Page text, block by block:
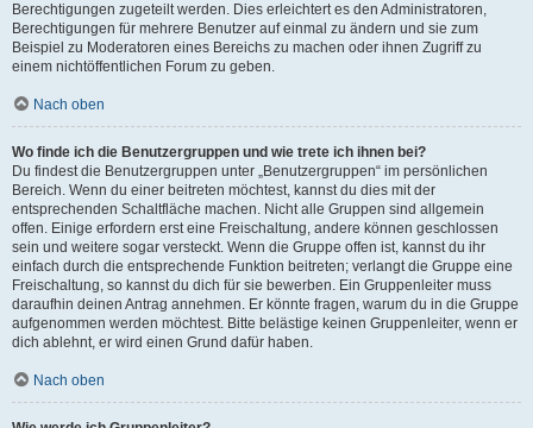
Berechtigungen zugeteilt werden. Dies erleichtert es den Administratoren,
Berechtigungen für mehrere Benutzer auf einmal zu ändern und sie zum
Beispiel zu Moderatoren eines Bereichs zu machen oder ihnen Zugriff zu
einem nichtöffentlichen Forum zu geben.
Nach oben
Wo finde ich die Benutzergruppen und wie trete ich ihnen bei?
Du findest die Benutzergruppen unter „Benutzergruppen“ im persönlichen
Bereich. Wenn du einer beitreten möchtest, kannst du dies mit der
entsprechenden Schaltfläche machen. Nicht alle Gruppen sind allgemein
offen. Einige erfordern erst eine Freischaltung, andere können geschlossen
sein und weitere sogar versteckt. Wenn die Gruppe offen ist, kannst du ihr
einfach durch die entsprechende Funktion beitreten; verlangt die Gruppe eine
Freischaltung, so kannst du dich für sie bewerben. Ein Gruppenleiter muss
daraufhin deinen Antrag annehmen. Er könnte fragen, warum du in die Gruppe
aufgenommen werden möchtest. Bitte belästige keinen Gruppenleiter, wenn er
dich ablehnt, er wird einen Grund dafür haben.
Nach oben